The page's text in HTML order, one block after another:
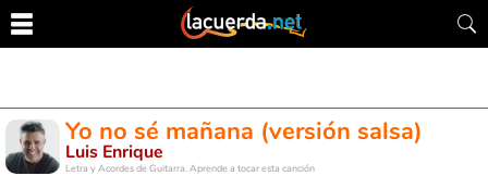
Yo no sé mañana (versión salsa)
Luis Enrique
Letra y Acordes de Guitarra. Aprende a tocar esta canción